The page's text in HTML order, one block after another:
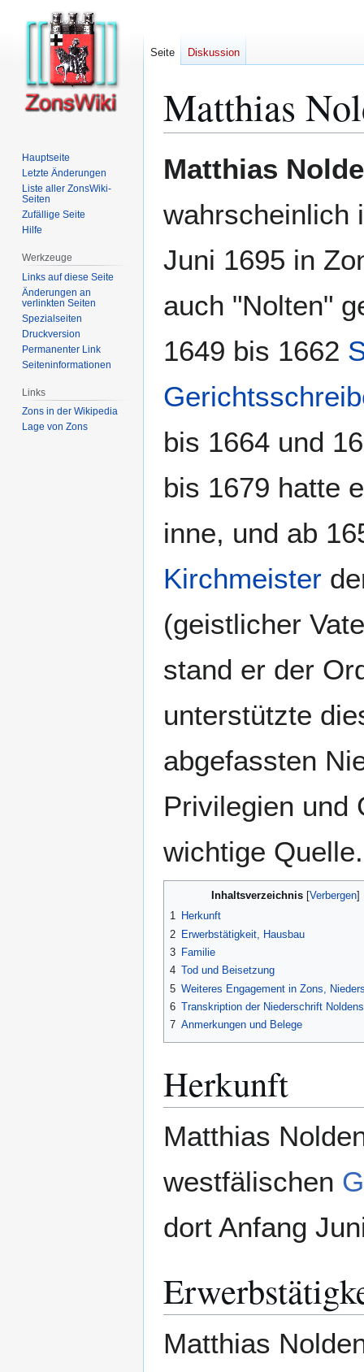
Matthias
Navigation
Suche
Matthias
wahrscheinlich
Juni 1695 in
auch "Nolten"
1649 bis 1662
bis 1664 und
bis 1679 hatte
inne, und ab
Kirchmeister
(geistlicher
stand er der
unterstützte
abgefassten
Privilegien und
wichtige Quelle.
Inhaltsverzeichnis
1 Herkunft
2 Erwerbstätigkeit, Hausbau
3 Familie
4 Tod und Beisetzung
5 Weiteres Engagement in Zons,
6 Transkription der Niederschrift Noldens
7 Anmerkungen und Belege
Herkunft
Matthias
westfälischen
dort Anfang
Matthias
Seite Diskussion
Hauptseite
Letzte Änderungen
Liste aller ZonsWiki-
Seiten
Zufällige Seite
Hilfe
Werkzeuge
Links auf diese Seite
Änderungen an
verlinkten Seiten
Spezialseiten
Druckversion
Permanenter Link
Seiten­­informationen
Links
Zons in der Wikipedia
Lage von Zons